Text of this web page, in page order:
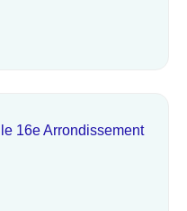
16e Arrondissement